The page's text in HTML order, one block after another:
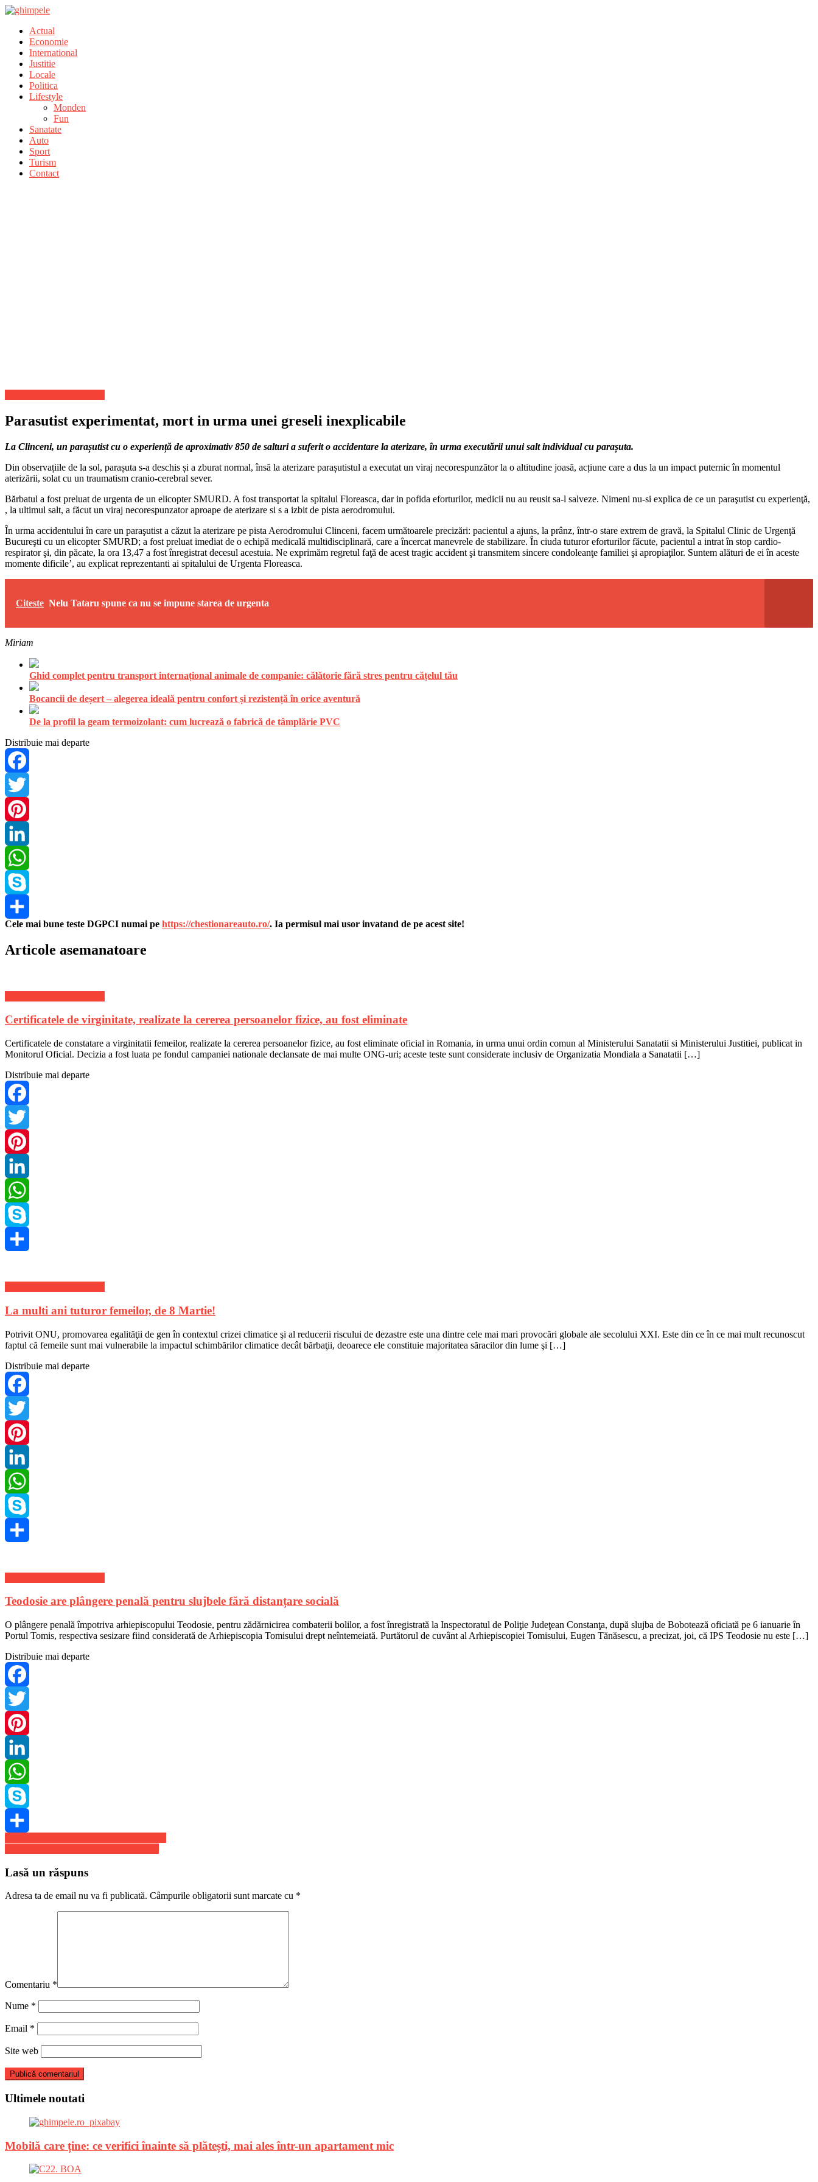
Actual
Economie
International
Justitie
Locale
Politica
Lifestyle
Monden
Fun
Sanatate
Auto
Sport
Turism
Contact
Parasutist experimentat, mort in urma unei greseli inexplicabile
La Clinceni, un parașutist cu o experiență de aproximativ 850 de salturi a suferit o accidentare la aterizare, în urma executării unui salt individual cu parașuta.
Din observațiile de la sol, parașuta s-a deschis și a zburat normal, însă la aterizare parașutistul a executat un viraj necorespunzător la o altitudine joasă, acțiune care a dus la un impact puternic în momentul
aterizării, solat cu un traumatism cranio-cerebral sever.
Bărbatul a fost preluat de urgenta de un elicopter SMURD. A fost transportat la spitalul Floreasca, dar in pofida eforturilor, medicii nu au reusit sa-l salveze. Nimeni nu-si explica de ce un paraşutist cu experienţă,
, la ultimul salt, a făcut un viraj necorespunzator aproape de aterizare si s a izbit de pista aerodromului.
În urma accidentului în care un paraşutist a căzut la aterizare pe pista Aerodromului Clinceni, facem următoarele precizări: pacientul a ajuns, la prânz, într-o stare extrem de gravă, la Spitalul Clinic de Urgenţă
Bucureşti cu un elicopter SMURD; a fost preluat imediat de o echipă medicală multidisciplinară, care a încercat manevrele de stabilizare. În ciuda tuturor eforturilor făcute, pacientul a intrat în stop cardio-
respirator şi, din păcate, la ora 13,47 a fost înregistrat decesul acestuia. Ne exprimăm regretul faţă de acest tragic accident şi transmitem sincere condoleanţe familiei şi apropiaţilor. Suntem alături de ei în aceste
momente dificile’, au explicat reprezentanti ai spitalului de Urgenta Floreasca.
Citeste Nelu Tataru spune ca nu se impune starea de urgenta
Miriam
Ghid complet pentru transport internațional animale de companie: călătorie fără stres pentru cățelul tău
Bocancii de deșert – alegerea ideală pentru confort și rezistență în orice aventură
De la profil la geam termoizolant: cum lucrează o fabrică de tâmplărie PVC
Distribuie mai departe
Facebook
Twitter
Pinterest
LinkedIn
WhatsApp
Skype
Share
Cele mai bune teste DGPCI numai pe https://chestionareauto.ro/. Ia permisul mai usor invatand de pe acest site!
Articole asemanatoare
Certificatele de virginitate, realizate la cererea persoanelor fizice, au fost eliminate
Certificatele de constatare a virginitatii femeilor, realizate la cererea persoanelor fizice, au fost eliminate oficial in Romania, in urma unui ordin comun al Ministerului Sanatatii si Ministerului Justitiei, publicat in
Monitorul Oficial. Decizia a fost luata pe fondul campaniei nationale declansate de mai multe ONG-uri; aceste teste sunt considerate inclusiv de Organizatia Mondiala a Sanatatii […]
Distribuie mai departe
Facebook
Twitter
Pinterest
LinkedIn
WhatsApp
Skype
La multi ani tuturor femeilor, de 8 Martie!
Potrivit ONU, promovarea egalităţii de gen în contextul crizei climatice şi al reducerii riscului de dezastre este una dintre cele mai mari provocări globale ale secolului XXI. Este din ce în ce mai mult recunoscut
faptul că femeile sunt mai vulnerabile la impactul schimbărilor climatice decât bărbaţii, deoarece ele constituie majoritatea săracilor din lume şi […]
Distribuie mai departe
Facebook
Twitter
Pinterest
LinkedIn
WhatsApp
Skype
Teodosie are plângere penală pentru slujbele fără distanțare socială
O plângere penală împotriva arhiepiscopului Teodosie, pentru zădărnicirea combaterii bolilor, a fost înregistrată la Inspectoratul de Poliţie Judeţean Constanţa, după slujba de Bobotează oficiată pe 6 ianuarie în
Portul Tomis, respectiva sesizare fiind considerată de Arhiepiscopia Tomisului drept neîntemeiată. Purtătorul de cuvânt al Arhiepiscopiei Tomisului, Eugen Tănăsescu, a precizat, joi, că IPS Teodosie nu este […]
Distribuie mai departe
Facebook
Twitter
Pinterest
LinkedIn
WhatsApp
Skype
Share
Navigare
în
articole
Lasă un răspuns
Adresa ta de email nu va fi publicată. Câmpurile obligatorii sunt marcate cu *
Comentariu *
Nume *
Email *
Site web
Ultimele noutati
Mobilă care ține: ce verifici înainte să plătești, mai ales într-un apartament mic